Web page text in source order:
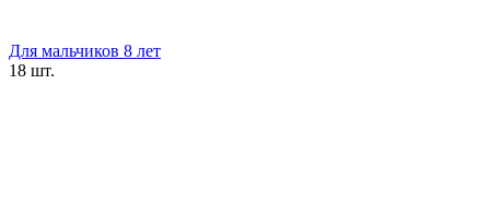
Для мальчиков 8 лет
18 шт.